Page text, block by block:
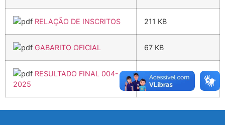
RELAÇÃO DE INSCRITOS 211 KB
GABARITO OFICIAL 67 KB
RESULTADO FINAL 004-
2025
178 KB